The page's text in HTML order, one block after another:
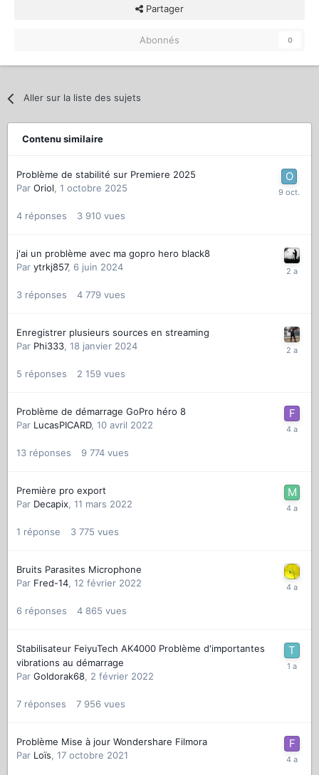
Partager
Abonnés 0
Aller sur la liste des sujets
Contenu similaire
Problème de stabilité sur Premiere 2025
Par Oriol, 1 octobre 2025
4 réponses 3 910 vues
j'ai un problème avec ma gopro hero black8
Par ytrkj857, 6 juin 2024
3 réponses 4 779 vues
Enregistrer plusieurs sources en streaming
Par Phi333, 18 janvier 2024
5 réponses 2 159 vues
Problème de démarrage GoPro héro 8
Par LucasPICARD, 10 avril 2022
13 réponses 9 774 vues
Première pro export
Par Decapix, 11 mars 2022
1 réponse 3 775 vues
Bruits Parasites Microphone
Par Fred-14, 12 février 2022
6 réponses 4 865 vues
Stabilisateur FeiyuTech AK4000 Problème d'importantes
vibrations au démarrage
Par Goldorak68, 2 février 2022
7 réponses 7 956 vues
Problème Mise à jour Wondershare Filmora
Par Loïs, 17 octobre 2021